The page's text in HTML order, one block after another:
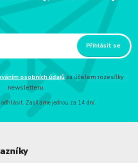
Přihlásit se
osobních údajů za účelem rozesílky
newsletteru.
odhlásit. Zasíláme jednou za 14 dní.